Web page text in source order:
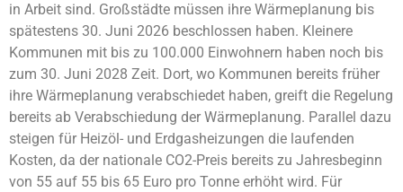
in Arbeit sind. Großstädte müssen ihre Wärmeplanung bis
spätestens 30. Juni 2026 beschlossen haben. Kleinere
Kommunen mit bis zu 100.000 Einwohnern haben noch bis
zum 30. Juni 2028 Zeit. Dort, wo Kommunen bereits früher
ihre Wärmeplanung verabschiedet haben, greift die Regelung
bereits ab Verabschiedung der Wärmeplanung. Parallel dazu
steigen für Heizöl- und Erdgasheizungen die laufenden
Kosten, da der nationale CO2-Preis bereits zu Jahresbeginn
von 55 auf 55 bis 65 Euro pro Tonne erhöht wird. Für